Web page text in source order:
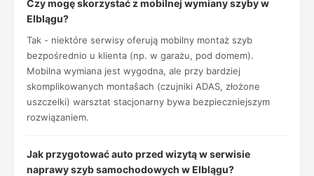
Czy mogę skorzystać z mobilnej wymiany szyby w
Elblągu?
Tak - niektóre serwisy oferują mobilny montaż szyb
bezpośrednio u klienta (np. w garażu, pod domem).
Mobilna wymiana jest wygodna, ale przy bardziej
skomplikowanych montaŝach (czujniki ADAS, złożone
uszczelki) warsztat stacjonarny bywa bezpieczniejszym
rozwiązaniem.
Jak przygotować auto przed wizytą w serwisie
naprawy szyb samochodowych w Elblągu?